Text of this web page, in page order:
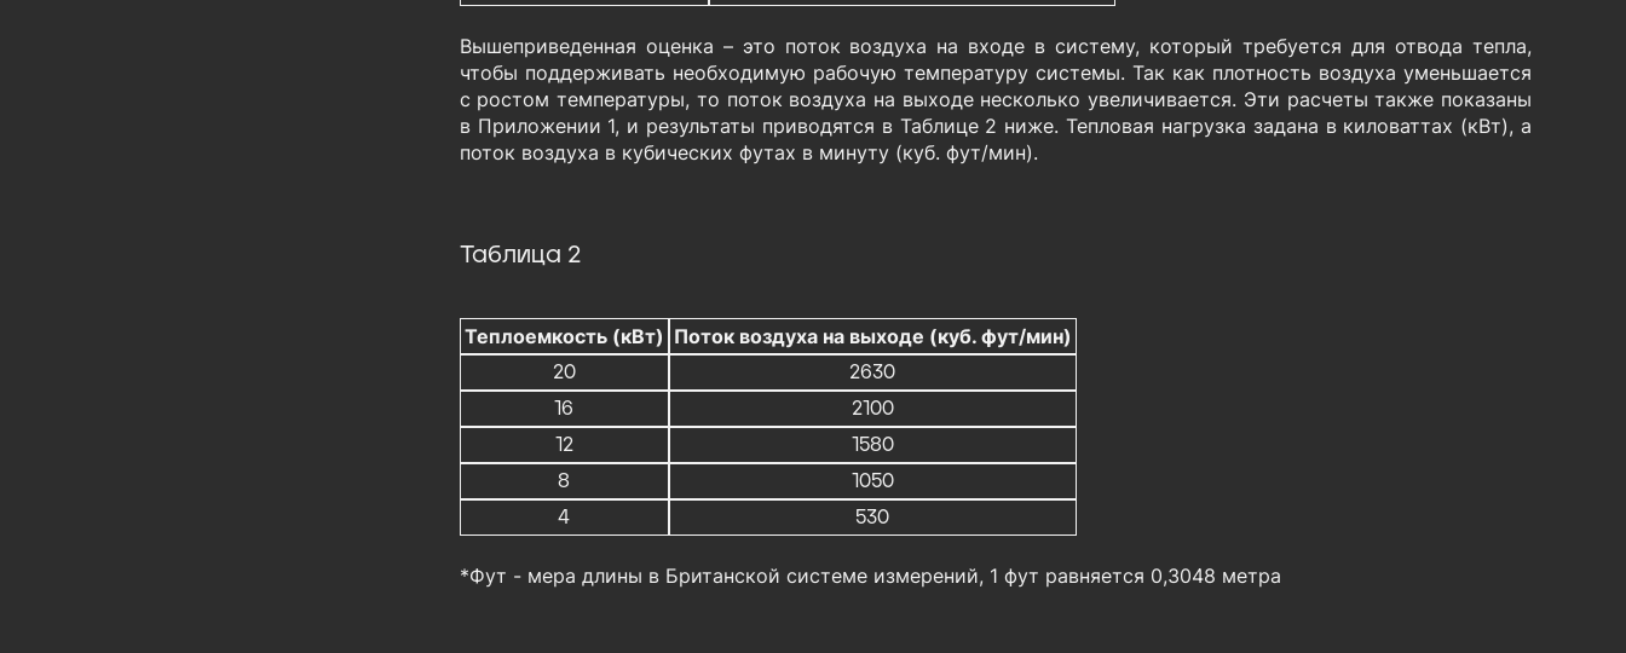
Вышеприведенная оценка – это поток воздуха на входе в систему, который требуется для отвода тепла,
чтобы поддерживать необходимую рабочую температуру системы. Так как плотность воздуха уменьшается
с ростом температуры, то поток воздуха на выходе несколько увеличивается. Эти расчеты также показаны
в Приложении 1, и результаты приводятся в Таблице 2 ниже. Тепловая нагрузка задана в киловаттах (кВт), а
поток воздуха в кубических футах в минуту (куб. фут/мин).
Таблица 2
Теплоемкость (кВт) Поток воздуха на выходе (куб. фут/мин)
20
2630
16
2100
12
1580
8
1050
4
530
*Фут - мера длины в Британской системе измерений, 1 фут равняется 0,3048 метра